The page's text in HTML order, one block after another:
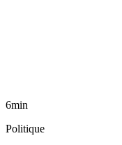
6min
Politique